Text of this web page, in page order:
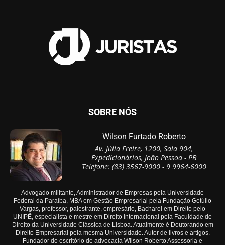
SOBRE NÓS
Wilson Furtado Roberto
Av. Júlia Freire, 1200, Sala 904,
Expedicionários, João Pessoa - PB
Telefone: (83) 3567-9000 - 9 9964-6000
Advogado militante, Administrador de Empresas pela Universidade
Federal da Paraíba, MBA em Gestão Empresarial pela Fundação Getúlio
Vargas, professor, palestrante, empresário, Bacharel em Direito pelo
UNIPÊ, especialista e mestre em Direito Internacional pela Faculdade de
Direito da Universidade Clássica de Lisboa. Atualmente é Doutorando em
Direito Empresarial pela mesma Universidade. Autor de livros e artigos.
Fundador do escritório de advocacia Wilson Roberto Assessoria e